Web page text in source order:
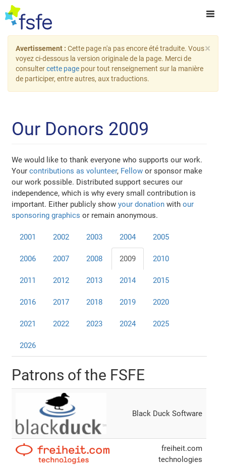
×
Avertissement : Cette page n'a pas encore été traduite. Vous
voyez ci-dessous la version originale de la page. Merci de
consultercette page pour tout renseignement sur la manière
de participer, entre autres, aux traductions.
Our Donors 2009
We would like to thank everyone who supports our work.
Yourcontributions as volunteer, Fellow or sponsor make
our work possible. Distributed support secures our
independence, which is why every small contribution is
important. Either publicly showyour donation withour
sponsoring graphics or remain anonymous.
2001 2002 2003 2004 2005
2006 2007 2008 2009 2010
2011 2012 2013 2014 2015
2016 2017 2018 2019 2020
2021 2022 2023 2024 2025
2026
Patrons of the FSFE
Black Duck Software
freiheit.com
technologies